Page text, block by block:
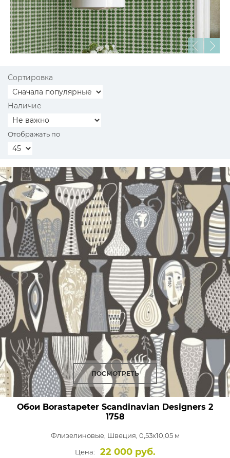
Сортировка
Наличие
Отображать по
ПОСМОТРЕТЬ
Обои Borastapeter Scandinavian Designers 2
1758
Флизелиновые, Швеция, 0,53x10,05 м
Цена:
22 000 руб.